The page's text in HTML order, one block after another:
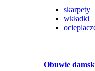
skarpety
wkładki
Obuwie